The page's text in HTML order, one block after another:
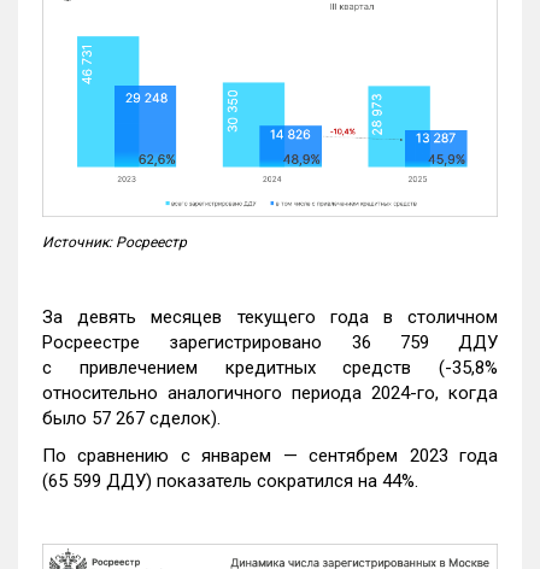
Источник: Росреестр
За девять месяцев текущего года в столичном
Росреестре зарегистрировано 36 759 ДДУ
с привлечением кредитных средств (-35,8%
относительно аналогичного периода 2024-го, когда
было 57 267 сделок).
По сравнению с январем — сентябрем 2023 года
(65 599 ДДУ) показатель сократился на 44%.